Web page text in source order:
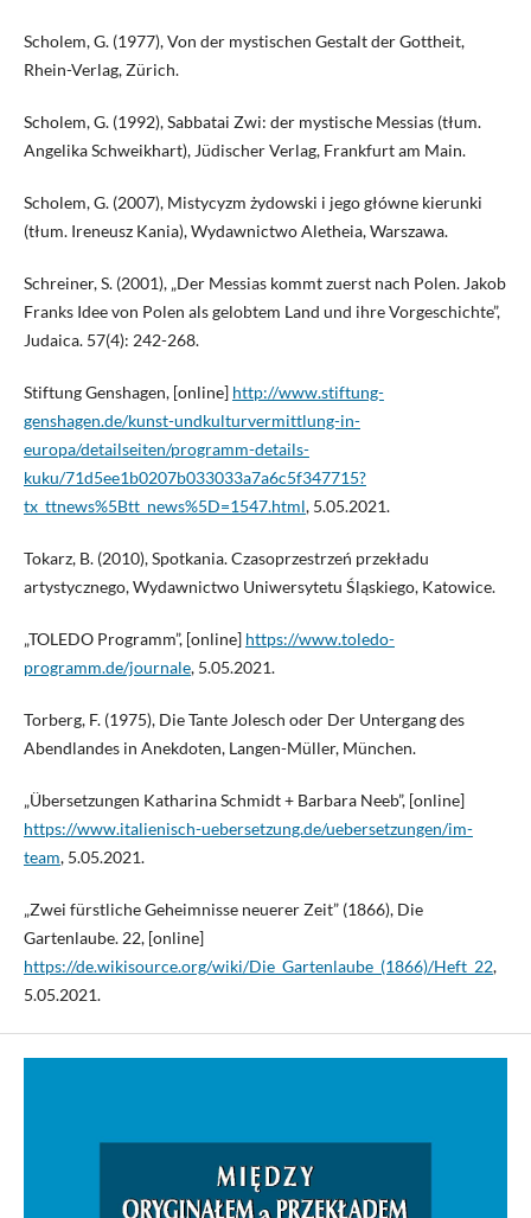
Scholem, G. (1977), Von der mystischen Gestalt der Gottheit,
Rhein-Verlag, Zürich.
Scholem, G. (1992), Sabbatai Zwi: der mystische Messias (tłum.
Angelika Schweikhart), Jüdischer Verlag, Frankfurt am Main.
Scholem, G. (2007), Mistycyzm żydowski i jego główne kierunki
(tłum. Ireneusz Kania), Wydawnictwo Aletheia, Warszawa.
Schreiner, S. (2001), „Der Messias kommt zuerst nach Polen. Jakob
Franks Idee von Polen als gelobtem Land und ihre Vorgeschichte”,
Judaica. 57(4): 242-268.
Stiftung Genshagen, [online] http://www.stiftung-
genshagen.de/kunst-undkulturvermittlung-in-
europa/detailseiten/programm-details-
kuku/71d5ee1b0207b033033a7a6c5f347715?
tx_ttnews%5Btt_news%5D=1547.html, 5.05.2021.
Tokarz, B. (2010), Spotkania. Czasoprzestrzeń przekładu
artystycznego, Wydawnictwo Uniwersytetu Śląskiego, Katowice.
„TOLEDO Programm”, [online] https://www.toledo-
programm.de/journale, 5.05.2021.
Torberg, F. (1975), Die Tante Jolesch oder Der Untergang des
Abendlandes in Anekdoten, Langen-Müller, München.
„Übersetzungen Katharina Schmidt + Barbara Neeb”, [online]
https://www.italienisch-uebersetzung.de/uebersetzungen/im-
team, 5.05.2021.
„Zwei fürstliche Geheimnisse neuerer Zeit” (1866), Die
Gartenlaube. 22, [online]
https://de.wikisource.org/wiki/Die_Gartenlaube_(1866)/Heft_22,
5.05.2021.